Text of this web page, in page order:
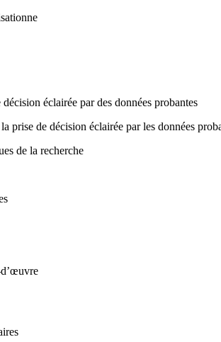
éclairée par des données probantes
prise de décision éclairée par les données
de la recherche